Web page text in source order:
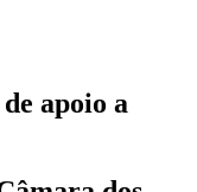
apoio a